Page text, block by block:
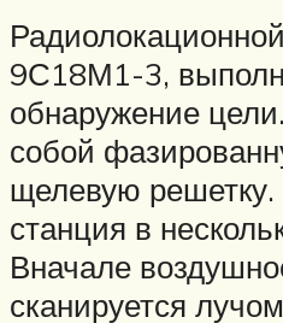
9С18М1-3,
обнаружение
собой
щелевую решетку.
станция в
Вначале
сканируется